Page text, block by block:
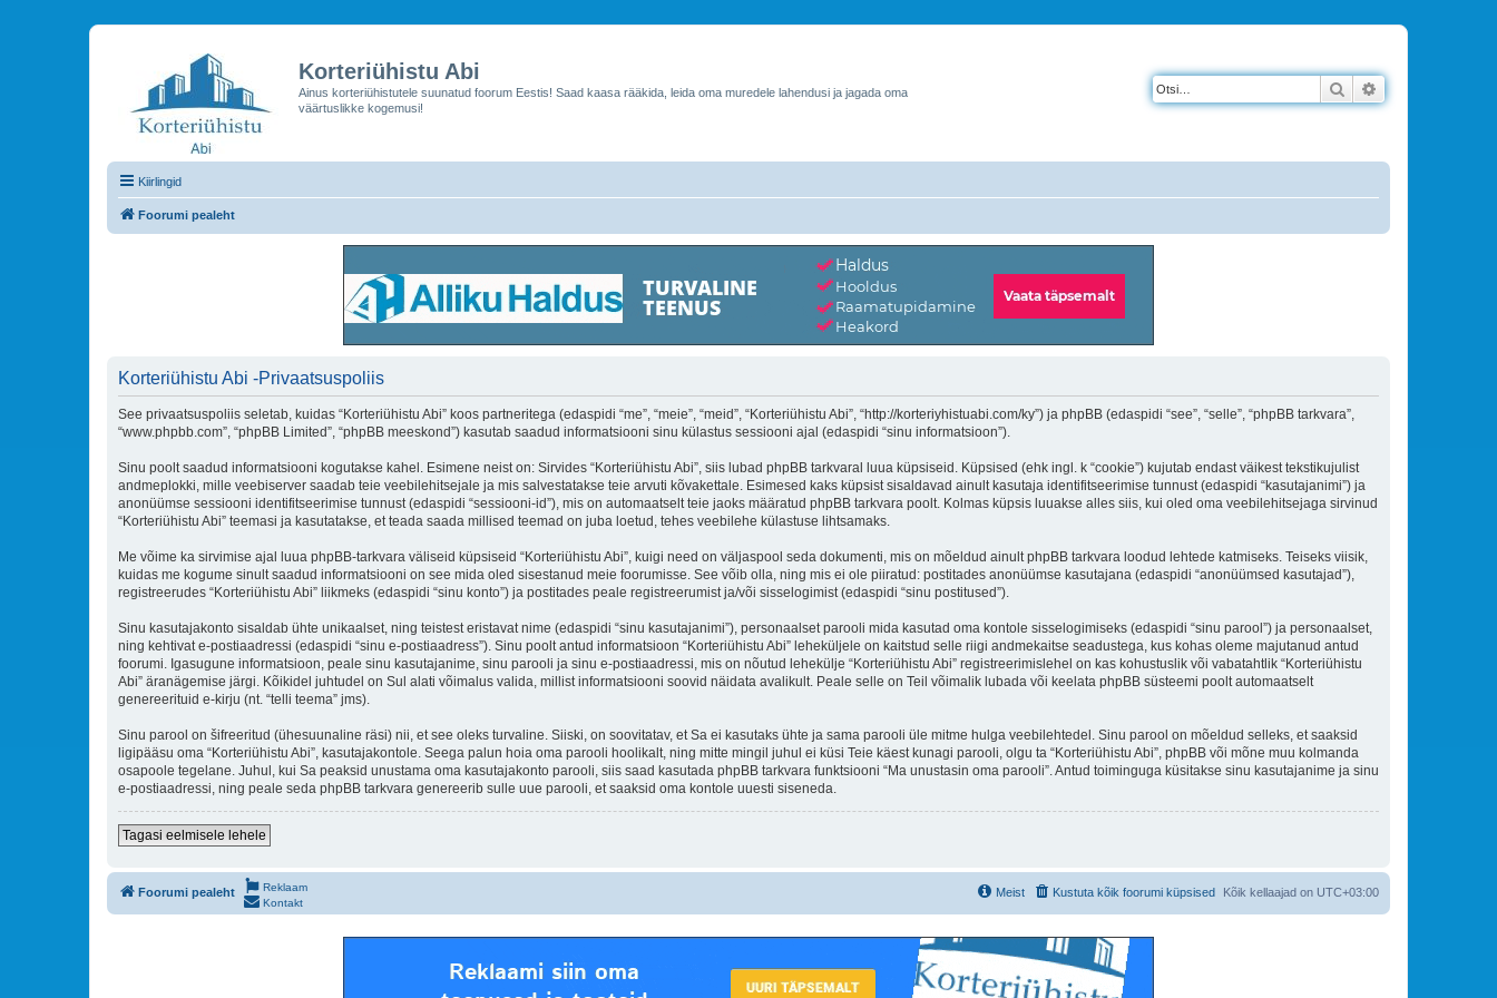
Korteriühistu Abi
Ainus korteriühistutele suunatud foorum Eestis! Saad kaasa rääkida, leida oma muredele lahendusi ja jagada oma
väärtuslikke kogemusi!
Otsi
Kiirlingid
Foorumi pealeht
Korteriühistu Abi -Privaatsuspoliis
See privaatsuspoliis seletab, kuidas “Korteriühistu Abi” koos partneritega (edaspidi “me”, “meie”, “meid”, “Korteriühistu Abi”, “http://korteriyhistuabi.com/ky”) ja phpBB (edaspidi “see”, “selle”, “phpBB tarkvara”,
“www.phpbb.com”, “phpBB Limited”, “phpBB meeskond”) kasutab saadud informatsiooni sinu külastus sessiooni ajal (edaspidi “sinu informatsioon”).
Sinu poolt saadud informatsiooni kogutakse kahel. Esimene neist on: Sirvides “Korteriühistu Abi”, siis lubad phpBB tarkvaral luua küpsiseid. Küpsised (ehk ingl. k “cookie”) kujutab endast väikest tekstikujulist
andmeplokki, mille veebiserver saadab teie veebilehitsejale ja mis salvestatakse teie arvuti kõvakettale. Esimesed kaks küpsist sisaldavad ainult kasutaja identifitseerimise tunnust (edaspidi “kasutajanimi”) ja
anonüümse sessiooni identifitseerimise tunnust (edaspidi “sessiooni-id”), mis on automaatselt teie jaoks määratud phpBB tarkvara poolt. Kolmas küpsis luuakse alles siis, kui oled oma veebilehitsejaga sirvinud
“Korteriühistu Abi” teemasi ja kasutatakse, et teada saada millised teemad on juba loetud, tehes veebilehe külastuse lihtsamaks.
Me võime ka sirvimise ajal luua phpBB-tarkvara väliseid küpsiseid “Korteriühistu Abi”, kuigi need on väljaspool seda dokumenti, mis on mõeldud ainult phpBB tarkvara loodud lehtede katmiseks. Teiseks viisik,
kuidas me kogume sinult saadud informatsiooni on see mida oled sisestanud meie foorumisse. See võib olla, ning mis ei ole piiratud: postitades anonüümse kasutajana (edaspidi “anonüümsed kasutajad”),
registreerudes “Korteriühistu Abi” liikmeks (edaspidi “sinu konto”) ja postitades peale registreerumist ja/või sisselogimist (edaspidi “sinu postitused”).
Sinu kasutajakonto sisaldab ühte unikaalset, ning teistest eristavat nime (edaspidi “sinu kasutajanimi”), personaalset parooli mida kasutad oma kontole sisselogimiseks (edaspidi “sinu parool”) ja personaalset,
ning kehtivat e-postiaadressi (edaspidi “sinu e-postiaadress”). Sinu poolt antud informatsioon “Korteriühistu Abi” leheküljele on kaitstud selle riigi andmekaitse seadustega, kus kohas oleme majutanud antud
foorumi. Igasugune informatsioon, peale sinu kasutajanime, sinu parooli ja sinu e-postiaadressi, mis on nõutud lehekülje “Korteriühistu Abi” registreerimislehel on kas kohustuslik või vabatahtlik “Korteriühistu
Abi” äranägemise järgi. Kõikidel juhtudel on Sul alati võimalus valida, millist informatsiooni soovid näidata avalikult. Peale selle on Teil võimalik lubada või keelata phpBB süsteemi poolt automaatselt
genereerituid e-kirju (nt. “telli teema” jms).
Sinu parool on šifreeritud (ühesuunaline räsi) nii, et see oleks turvaline. Siiski, on soovitatav, et Sa ei kasutaks ühte ja sama parooli üle mitme hulga veebilehtedel. Sinu parool on mõeldud selleks, et saaksid
ligipääsu oma “Korteriühistu Abi”, kasutajakontole. Seega palun hoia oma parooli hoolikalt, ning mitte mingil juhul ei küsi Teie käest kunagi parooli, olgu ta “Korteriühistu Abi”, phpBB või mõne muu kolmanda
osapoole tegelane. Juhul, kui Sa peaksid unustama oma kasutajakonto parooli, siis saad kasutada phpBB tarkvara funktsiooni “Ma unustasin oma parooli”. Antud toiminguga küsitakse sinu kasutajanime ja sinu
e-postiaadressi, ning peale seda phpBB tarkvara genereerib sulle uue parooli, et saaksid oma kontole uuesti siseneda.
Tagasi eelmisele lehele
Foorumi pealeht Kõik kellaajad on UTC+03:00
Kustuta kõik foorumi küpsised
Meist
Reklaam
Kontakt